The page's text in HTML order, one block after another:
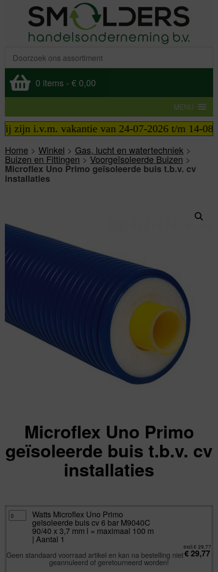
0 items - € 0,00
MENU
i.v.m. vakantie van 24-07-2026 t/m 14-08-
Home > Winkel > Gas, lucht en watertechniek >
Buizen en Fittingen>Voorgeïsoleerde Buizen>
Microflex Uno Primo geïsoleerde buis t.b.v. cv
installaties
Microflex Uno Primo
geïsoleerde buis t.b.v. cv
installaties
Watts
Microflex
Uno
geïsoleerde
bar
M9040C
Watts Microflex Uno Primo
geïsoleerde buis cv 6 bar M9040C
90/40 x 3,7 mm l = maximaal 100 m
| Aantal 1
excl.€ 29,77
€29,77
Geen standaard voorraad artikel en kan na bestelling niet
geannuleerd of geretourneerd worden!